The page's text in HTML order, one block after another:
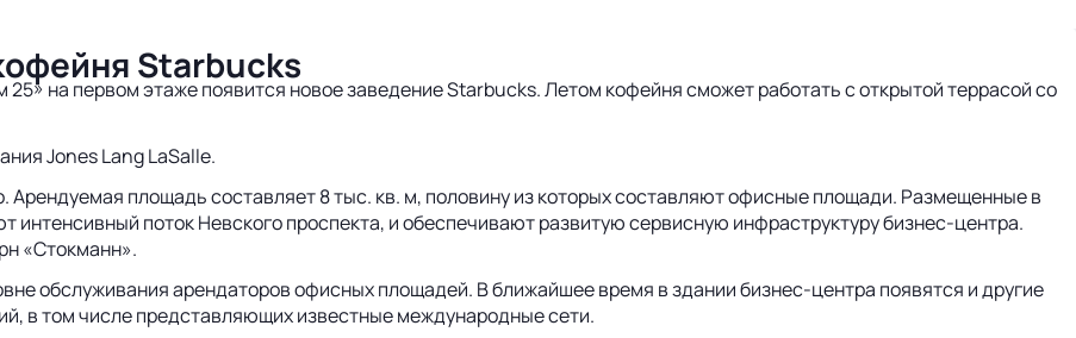
Starbucks
на первом этаже появится новое заведение Starbucks. Летом кофейня сможет работать с открытой террасой со
Jones Lang LaSalle.
площадь составляет 8 тыс. кв. м, половину из которых составляют офисные площади. Размещенные в
поток Невского проспекта, и обеспечивают развитую сервисную инфраструктуру бизнес-центра.
«Стокманн».
обслуживания арендаторов офисных площадей. В ближайшее время в здании бизнес-центра появятся и другие
в том числе представляющих известные международные сети.